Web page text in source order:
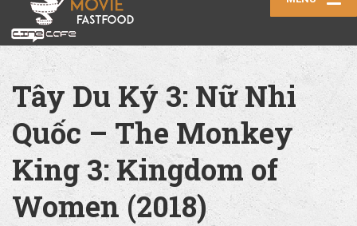
Tây Du Ký 3: Nữ Nhi
Quốc – The Monkey
King 3: Kingdom of
Women (2018)